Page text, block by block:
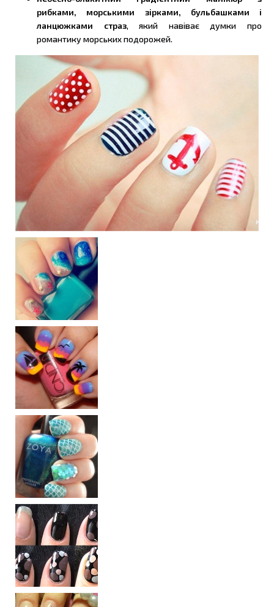
рибками, морськими зірками, бульбашками і
ланцюжками страз, який навіває думки про
романтику морських подорожей.